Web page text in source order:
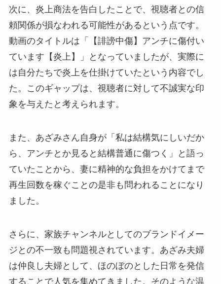
次に、炎上商法を告白したことで、視聴者との信
頼関係が損なわれる可能性があるという点です。
動画のタイトルは「【誹謗中傷】アンチに傷付い
ています【炎上】」となっていましたが、実際に
は自分たちで炎上を仕掛けていたという内容でし
た。このギャップは、視聴者に対して不誠実な印
象を与えたと考えられます。
また、あざみさん自身が「私は結構気にしいだか
ら、アンチとか見ると結構普通に傷つく」と語っ
ていたことから、妻に精神的な負担をかけてまで
再生回数を稼ぐことの是非も問われることになり
ました。
さらに、家族チャンネルとしてのブランドイメー
ジとの不一致も問題視されています。あざみ夫婦
は仲良し夫婦として、ほのぼのとした日常を発信
することで人気を集めてきました。そのような温